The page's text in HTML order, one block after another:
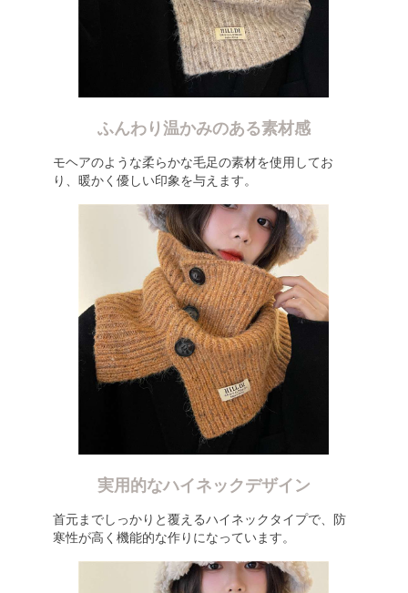
ふんわり温かみのある素材感
モヘアのような柔らかな毛足の素材を使用してお
り、暖かく優しい印象を与えます。
実用的なハイネックデザイン
首元までしっかりと覆えるハイネックタイプで、防
寒性が高く機能的な作りになっています。